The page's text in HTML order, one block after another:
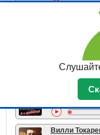
Серёга -
Николай Ляу
Вилли